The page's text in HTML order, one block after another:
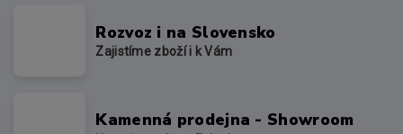
Rozvoz i na Slovensko
Zajistíme zboží i k Vám
Kamenná prodejna - Showroom